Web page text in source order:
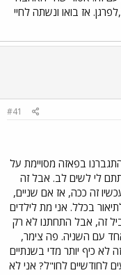
אז בואו ונשתה לחיי
#41
בפאזה מסויימת על
לי לשים לב. אבל זה
זה ככה, אז אם שניים,
בכלל. אני מת לילדים
זה, אבל התחתנו לא רק
עם השניה. פה צימר,
כיף יותר מדי בשנתיים
לחודשיים לחו"ל? אני לא